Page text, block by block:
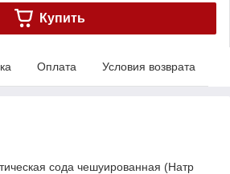
Купить
Оплата Условия возврата
сода чешуированная (Натр